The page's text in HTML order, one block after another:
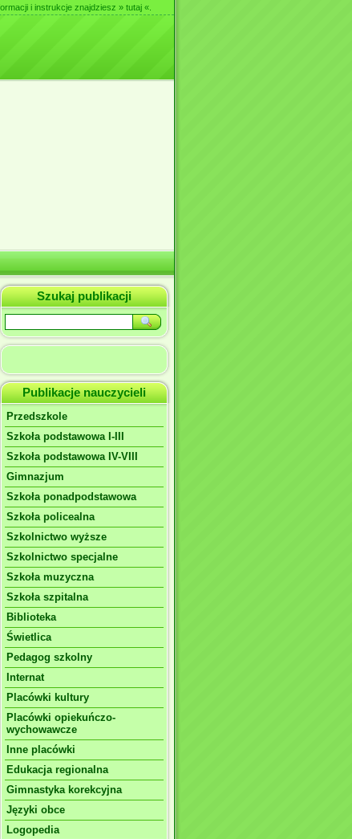
i instrukcje znajdziesz » tutaj «
Szukaj publikacji
Publikacje nauczycieli
Przedszkole
Szkoła podstawowa I-III
Szkoła podstawowa IV-VIII
Gimnazjum
Szkoła ponadpodstawowa
Szkoła policealna
Szkolnictwo wyższe
Szkolnictwo specjalne
Szkoła muzyczna
Szkoła szpitalna
Biblioteka
Świetlica
Pedagog szkolny
Internat
Placówki kultury
Placówki opiekuńczo-
wychowawcze
Inne placówki
Edukacja regionalna
Gimnastyka korekcyjna
Języki obce
Logopedia